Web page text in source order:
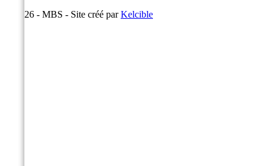
© 2026 - MBS - Site créé parKelcible